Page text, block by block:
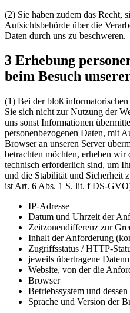
(2) Sie haben zudem das Recht,
Aufsichtsbehörde über die
Daten durch uns zu beschweren.
3 Erhebung
beim Besuch
(1) Bei der bloß
Sie sich nicht zur Nutzung der
uns sonst Informationen
personenbezogenen Daten, mit
Browser an unseren Server
betrachten möchten, erheben
technisch erforderlich sind, um
und die Stabilität und Sicherheit
ist Art. 6 Abs. 1 S. lit. f DS-
IP-Adresse
Datum und Uhrzeit der
Zeitzonendifferenz zur
Inhalt der Anforderung
Zugriffsstatus / HTTP-
jeweils übertragene
Website, von der die
Browser
Betriebssystem und
Sprache und Version der